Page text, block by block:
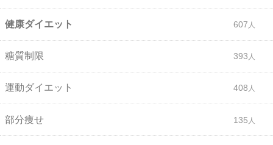
健康ダイエット 607
糖質制限 393
運動ダイエット 408
部分痩せ 135